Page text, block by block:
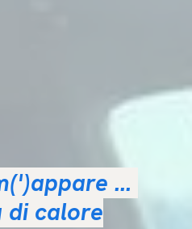
...
di calore